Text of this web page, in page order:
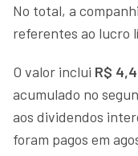
No total, a
referentes ao lucro
O valor inclui R$
acumulado no
aos dividendos
foram pagos em